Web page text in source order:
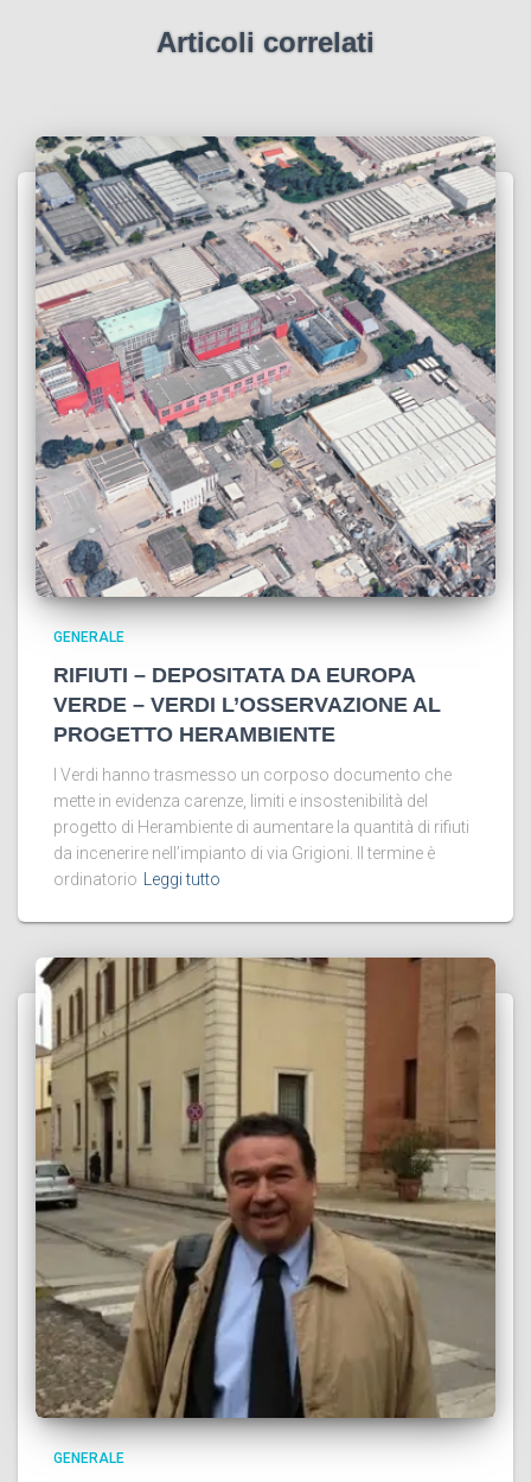
Articoli correlati
GENERALE
RIFIUTI – DEPOSITATA DA EUROPA
VERDE – VERDI L’OSSERVAZIONE AL
PROGETTO HERAMBIENTE
I Verdi hanno trasmesso un corposo documento che
mette in evidenza carenze, limiti e insostenibilità del
progetto di Herambiente di aumentare la quantità di rifiuti
da incenerire nell’impianto di via Grigioni. Il termine è
ordinatorio
Leggi tutto
GENERALE